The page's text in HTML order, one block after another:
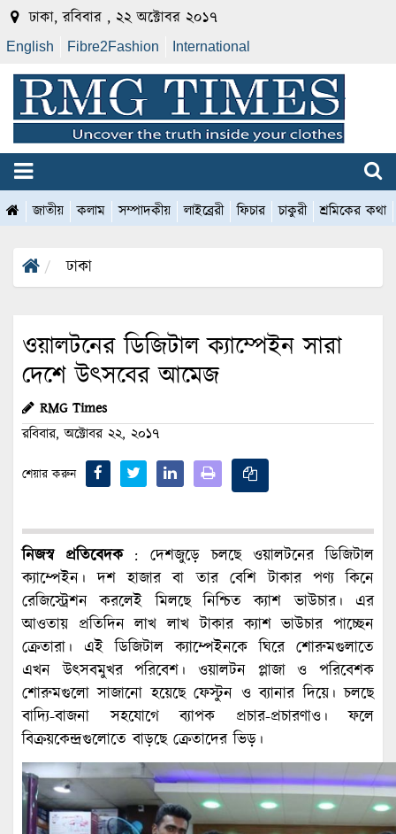
ঢাকা, রবিবার , ২২ অক্টোবর ২০১৭
English Fibre2Fashion International
জাতীয় কলাম সম্পাদকীয় লাইব্রেরী ফিচার চাকুরী শ্রমিকের কথা
ঢাকা
ওয়ালটনের ডিজিটাল ক্যাম্পেইন সারা
দেশে উৎসবের আমেজ
RMG Times
রবিবার, অক্টোবর ২২, ২০১৭
শেয়ার করুন
নিজস্ব প্রতিবেদক: দেশজুড়ে চলছে ওয়ালটনের ডিজিটাল
ক্যাম্পেইন। দশ হাজার বা তার বেশি টাকার পণ্য কিনে
রেজিস্ট্রেশন করলেই মিলছে নিশ্চিত ক্যাশ ভাউচার। এর
আওতায় প্রতিদিন লাখ লাখ টাকার ক্যাশ ভাউচার পাচ্ছেন
ক্রেতারা। এই ডিজিটাল ক্যাম্পেইনকে ঘিরে শোরুমগুলাতে
এখন উৎসবমুখর পরিবেশ। ওয়ালটন প্লাজা ও পরিবেশক
শোরুমগুলো সাজানো হয়েছে ফেস্টুন ও ব্যানার দিয়ে। চলছে
বাদ্যি-বাজনা সহযোগে ব্যাপক প্রচার-প্রচারণাও। ফলে
বিক্রয়কেন্দ্রগুলোতে বাড়ছে ক্রেতাদের ভিড়।